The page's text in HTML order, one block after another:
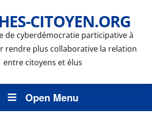
CITOYEN.ORG
de cyberdémocratie participative à
rendre plus collaborative la relation
entre citoyens et élus
Open Menu